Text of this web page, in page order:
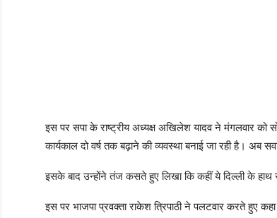
इस पर सपा के राष्ट्रीय अध्यक्ष अखिलेश यादव ने मंगलवार को
कार्यकाल दो वर्ष तक बढ़ाने की व्यवस्था बनाई जा रही है। अब
इसके बाद उन्होंने तंज कसते हुए लिखा कि कहीं ये दिल्ली के
इस पर भाजपा प्रवक्ता राकेश त्रिपाठी ने पलटवार करते हुए